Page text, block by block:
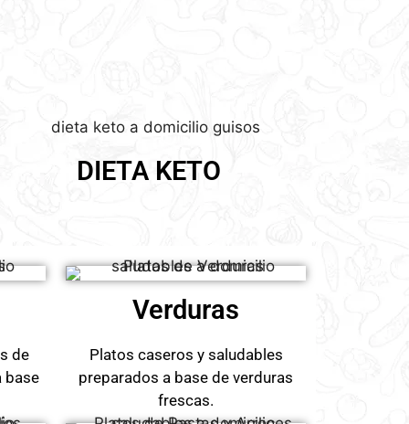
DIETA KETO
de
base
Verduras
Platos caseros y saludables
preparados a base de verduras
frescas.